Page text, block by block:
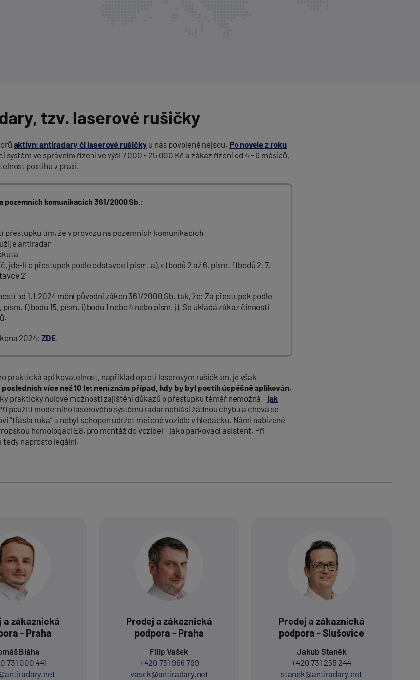
tzv. laserové rušičky
aktivní antiradary či laserové rušičky u nás povolené nejsou. Po novele z roku
systém ve správním řízení ve výši 7 000 - 25 000 Kč a zákaz řízení od 4 - 6 měsíců,
postihu v praxi.
pozemních komunikacích 361/2000 Sb.:
přestupku tím, že v provozu na pozemních komunikacích
antiradar
jde-li o přestupek podle odstavce l písm. a), e) bodů 2 až 6, písm. f) bodů 2, 7,
2"
od 1.1.2024 mění původní zákon 361/2000 Sb. tak, že: Za přestupek podle
písm. f) bodu 15, písm. i) bodu 1 nebo 4 nebo písm. j). Se ukládá zákaz činnosti
2024:ZDE.
praktická aplikovatelnost, například oproti laserovým rušičkám, je však
posledních více než 10 let není znám případ, kdy by byl postih úspěšně aplikován,
prakticky nulové možnosti zajištění důkazů o přestupku téměř nemožná - jak
použití moderního laserového systému radar nehlásí žádnou chybu a chová se
“třásla ruka” a nebyl schopen udržet měřené vozidlo v hledáčku. Námi nabízené
homologaci E8, pro montáž do vozidel - jako parkovací asistent. Při
naprosto legální.
a zákaznická
- Praha
Bláha
731 000 441
Prodej a zákaznická
podpora - Praha
Filip Vašek
+420 731 966 799
vasek@antiradary.net
Prodej a zákaznická
podpora - Slušovice
Jakub Staněk
+420 731 255 244
stanek@antiradary.net